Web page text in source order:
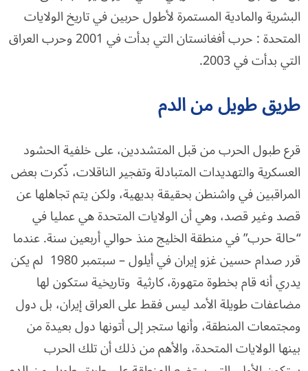
البشرية والمادية المستمرة لأطول حربين في تاريخ الولايات
المتحدة : حرب أفغانستان التي بدأت في 2001 وحرب العراق
التي بدأت في 2003.
طريق طويل من الدم
قرع طبول الحرب من قبل المتشددين، على خلفية الحشود
العسكرية والتهديدات المتبادلة وتفجير الناقلات، ذّكرت بعض
المراقبين في واشنطن بحقيقة بديهية، ولكن يتم تجاهلها عن
قصد وغير قصد، وهي أن الولايات المتحدة هي عمليا في
“حالة حرب” في منطقة الخليج منذ حوالي أربعين سنة. عندما
قرر صدام حسين غزو إيران في أيلول – سبتمبر 1980 لم يكن
يدري أنه قام بخطوة متهورة، كارثية وتاريخية ستكون لها
مضاعفات طويلة الأمد ليس فقط على العراق إيران، بل دول
ومجتمعات المنطقة، وأنها ستجر إلى أتونها دول بعيدة من
بينها الولايات المتحدة، والأهم من ذلك أن تلك الحرب